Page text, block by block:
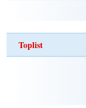
Toplist